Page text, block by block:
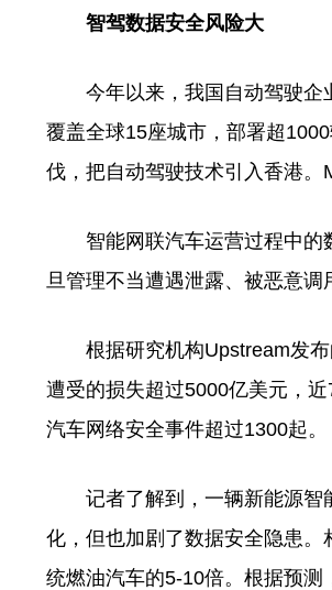
智驾数据安全风险大
今年以来，我国自动驾驶企业
覆盖全球15座城市，部署超
伐，把自动驾驶技术引入香港。
智能网联汽车运营过程中的数
旦管理不当遭遇泄露、被恶意调
根据研究机构Upstream发布
遭受的损失超过5000亿美元，
汽车网络安全事件超过1300起。
记者了解到，一辆新能源智能
化，但也加剧了数据安全隐患
统燃油汽车的5-10倍。根据预